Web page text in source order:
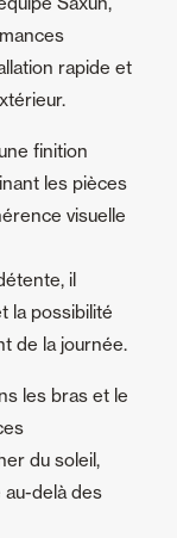
rapide et
finition
les pièces
visuelle
il
la possibilité
de la journée.
les bras et le
du soleil,
delà des